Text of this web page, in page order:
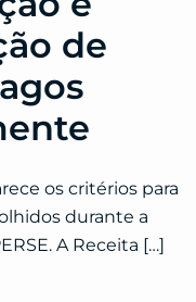
de
os critérios para
durante a
A Receita […]